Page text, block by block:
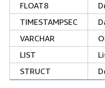
FLOAT8
TIMESTAMPSEC
VARCHAR
LIST
STRUCT